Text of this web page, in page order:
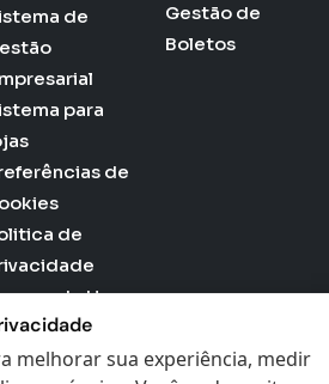
de
para
de
de
de Uso
Gestão de
Boletos
melhorar sua experiência, medir